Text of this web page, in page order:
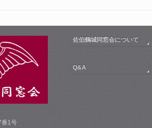
番1号
佐伯鶴城同窓会について
Q&A